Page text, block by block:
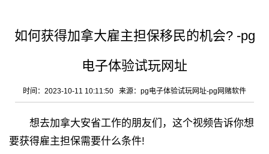
如何获得加拿大雇主担保移民的机会? -pg
电子体验试玩网址
时间：2023-10-11 10:11:50 来源： pg电子体验试玩网址-pg网赌软件
想去加拿大安省工作的朋友们，这个视频告诉你想
要获得雇主担保需要什么条件!